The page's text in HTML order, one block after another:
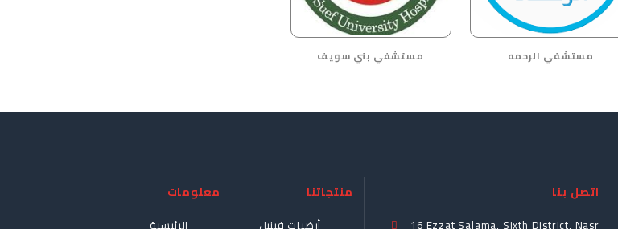
مستشفي الرحمه مستشفي بني سويف
معلومات
الرئيسية
منتجاتنا
أرضيات فينيل
اتصل بنا
16 Ezzat Salama, Sixth District, Nasr